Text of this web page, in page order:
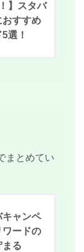
】スタバ
おすすめ
選！
まとめてい
キャンペ
ワードの
る